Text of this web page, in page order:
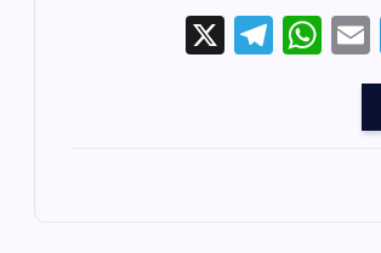
T
wi
r
E
W
Te